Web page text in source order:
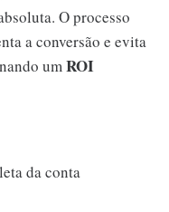
O processo
a conversão e evita
umROI
da conta